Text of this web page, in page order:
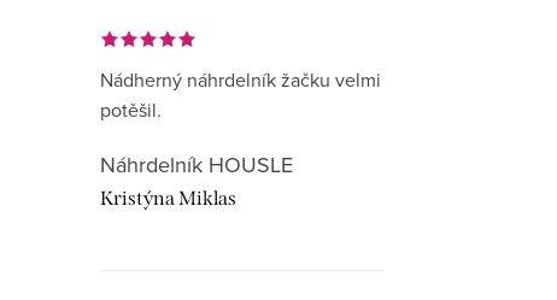
Nádherný náhrdelník žačku velmi
potěšil.
Náhrdelník HOUSLE
Kristýna Miklas